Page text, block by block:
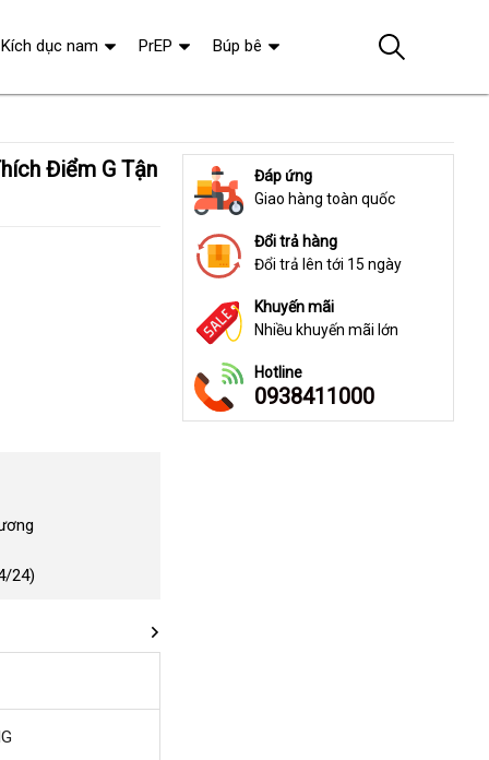
24)
Đáp ứng
Giao hàng toàn quốc
Đổi trả hàng
Đổi trả lên tới 15 ngày
Khuyến mãi
Nhiều khuyến mãi lớn
Hotline
0938411000
Kích dục nam PrEP Búp bê